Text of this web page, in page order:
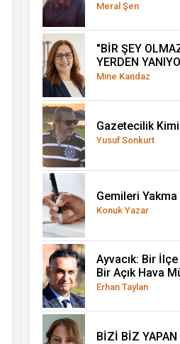
Meral Şen
"BİR ŞEY
YERDEN
Mine Kandaz
Gazetecilik
Yusuf Sonkurt
Gemileri
Konuk Yazar
Ayvacık: Bir
Bir Açık Hava
Erhan Taylan
BİZİ BİZ YAPAN